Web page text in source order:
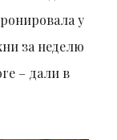
у
за неделю
– дали в